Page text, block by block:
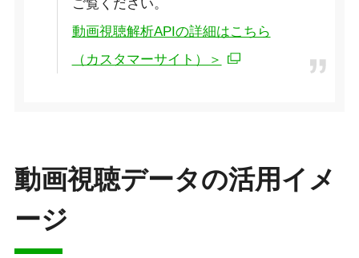
ご覧ください。
動画視聴解析APIの詳細はこちら
（カスタマーサイト）＞
動画視聴データの活用イメ
ージ